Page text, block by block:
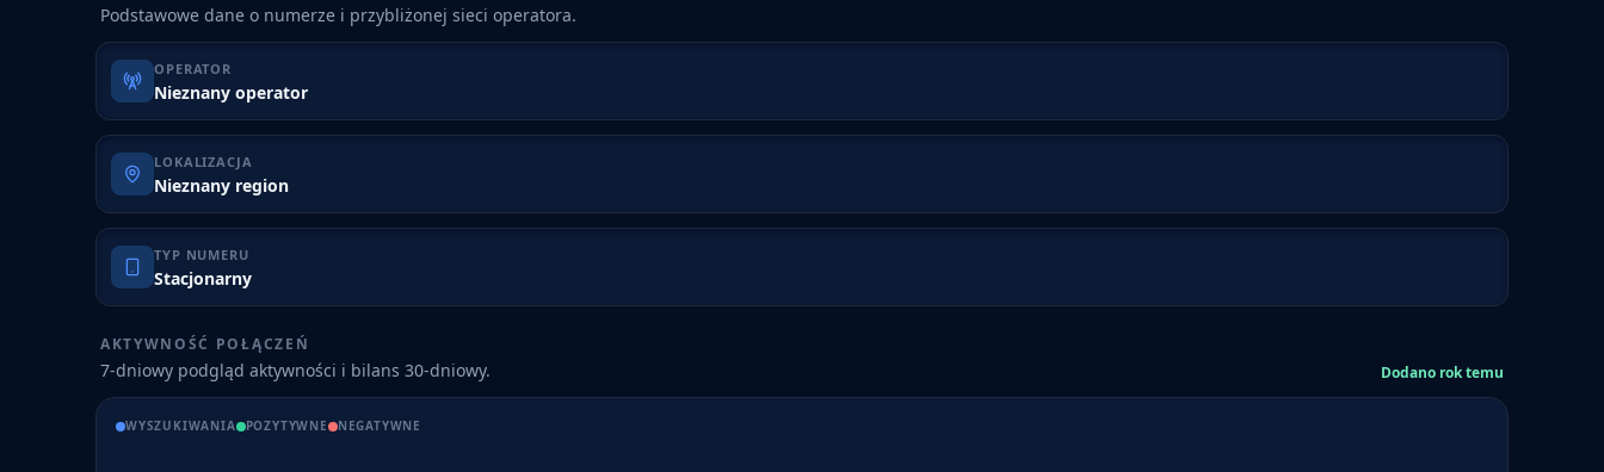
Podstawowe dane o numerze i przybliżonej sieci operatora.
OPERATOR
Nieznany operator
LOKALIZACJA
Nieznany region
TYP NUMERU
Stacjonarny
AKTYWNOŚĆ POŁĄCZEŃ
7-dniowy podgląd aktywności i bilans 30-dniowy. Dodano rok temu
WYSZUKIWANIA POZYTYWNE NEGATYWNE